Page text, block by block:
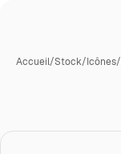
Accueil/Stock/Icônes/